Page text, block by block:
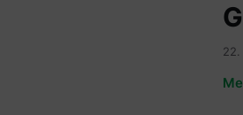
22.